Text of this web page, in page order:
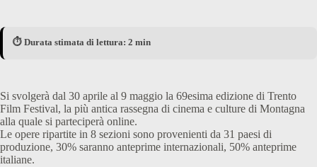
⏱️ Durata stimata di lettura: 2 min
Si svolgerà dal 30 aprile al 9 maggio la 69esima edizione di Trento
Film Festival, la più antica rassegna di cinema e culture di Montagna
alla quale si parteciperà online.
Le opere ripartite in 8 sezioni sono provenienti da 31 paesi di
produzione, 30% saranno anteprime internazionali, 50% anteprime
italiane.